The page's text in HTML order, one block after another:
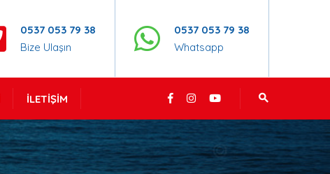
0537 053 79 38
Bize Ulaşın
0537 053 79 38
Whatsapp
İLETIŞIM